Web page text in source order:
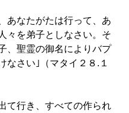
あなたがたは行って、あ
々を弟子としなさい。そ
、聖霊の御名によりバプ
なさい｣（マタイ２８.１
て行き、すべての作られ